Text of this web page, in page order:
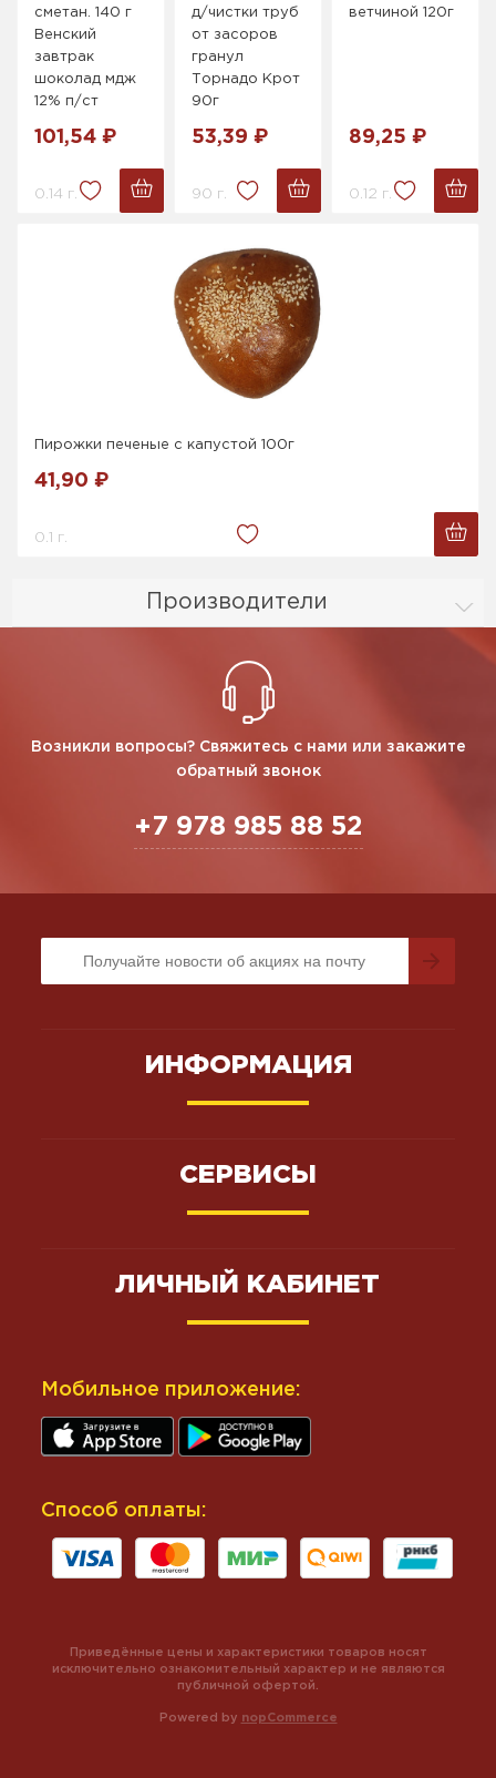
Производители
сметан. 140 г
Венский
завтрак
шоколад мдж
12% п/ст
101,54 ₽
0.14 г.
д/чистки труб
от засоров
гранул
Торнадо Крот
90г
53,39 ₽
90 г.
ветчиной 120г
89,25 ₽
0.12 г.
Пирожки печеные с капустой 100г
41,90 ₽
0.1 г.
Возникли вопросы? Свяжитесь с нами или закажите
обратный звонок
+7 978 985 88 52
ИНФОРМАЦИЯ
СЕРВИСЫ
ЛИЧНЫЙ КАБИНЕТ
Мобильное приложение:
Способ оплаты:
Powered by nopCommerce
Приведённые цены и характеристики товаров носят
исключительно ознакомительный характер и не являются
публичной офертой.